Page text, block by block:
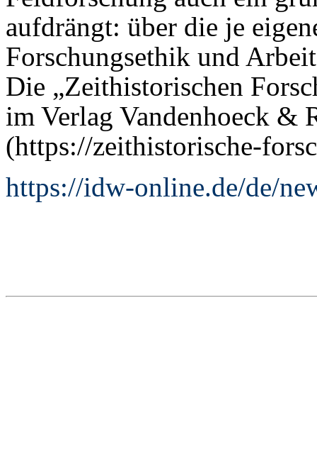
aufdrängt: über die je
Forschungsethik und
Die „Zeithistorischen
im Verlag Vandenhoeck &
(https://zeithistorische-
https://idw-online.de/de/